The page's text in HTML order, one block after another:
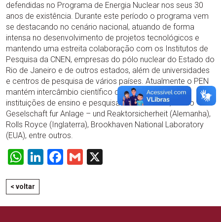
defendidas no Programa de Energia Nuclear nos seus 30
anos de existência. Durante este período o programa vem
se destacando no cenário nacional, atuando de forma
intensa no desenvolvimento de projetos tecnológicos e
mantendo uma estreita colaboração com os Institutos de
Pesquisa da CNEN, empresas do pólo nuclear do Estado do
Rio de Janeiro e de outros estados, além de universidades
e centros de pesquisa de vários países. Atualmente o PEN
mantém intercâmbio científico com cerca de dez
instituições de ensino e pesquisa internacionais, como
Geselschaft fur Anlage – und Reaktorsicherheit (Alemanha),
Rolls Royce (Inglaterra), Brookhaven National Laboratory
(EUA), entre outros.
WhatsApp
LinkedIn
Facebook
Gmail
< voltar